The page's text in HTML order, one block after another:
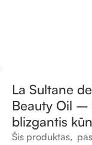
La Sultane
Beauty Oil
blizgantis
Šis produktas,